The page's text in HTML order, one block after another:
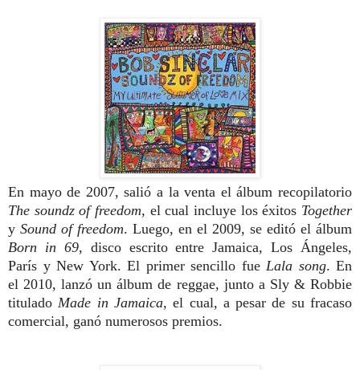
En mayo de 2007, salió a la venta el álbum recopilatorio
The soundz of freedom, el cual incluye los éxitos Together
y Sound of freedom. Luego, en el 2009, se editó el álbum
Born in 69, disco escrito entre Jamaica, Los Ángeles,
París y New York. El primer sencillo fue Lala song. En
el 2010, lanzó un álbum de reggae, junto a Sly & Robbie
titulado Made in Jamaica, el cual, a pesar de su fracaso
comercial, ganó numerosos premios.